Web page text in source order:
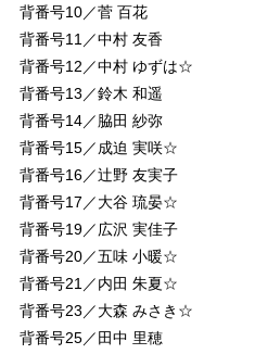
背番号10／菅 百花
背番号11／中村 友香
背番号12／中村 ゆずは☆
背番号13／鈴木 和遥
背番号14／脇田 紗弥
背番号15／成迫 実咲☆
背番号16／辻野 友実子
背番号17／大谷 琉晏☆
背番号19／広沢 実佳子
背番号20／五味 小暖☆
背番号21／内田 朱夏☆
背番号23／大森 みさき☆
背番号25／田中 里穂